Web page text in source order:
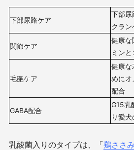
下部尿路ケア
下部尿
クラン
関節ケア
健康な
ミン
毛艶ケア
健康な
めにオ
配合
GABA配合
G15乳
り愛
乳酸菌入りのタイプは、「鶏ささみ